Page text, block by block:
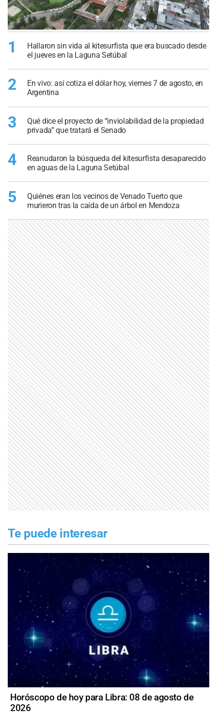
1
Hallaron sin vida al kitesurfista que era buscado desde
el jueves en la Laguna Setúbal
2
En vivo: así cotiza el dólar hoy, viernes 7 de agosto, en
Argentina
3
Qué dice el proyecto de “inviolabilidad de la propiedad
privada” que tratará el Senado
4
Reanudaron la búsqueda del kitesurfista desaparecido
en aguas de la Laguna Setúbal
5
Quiénes eran los vecinos de Venado Tuerto que
murieron tras la caída de un árbol en Mendoza
Te puede interesar
Horóscopo de hoy para Libra: 08 de agosto de
2026